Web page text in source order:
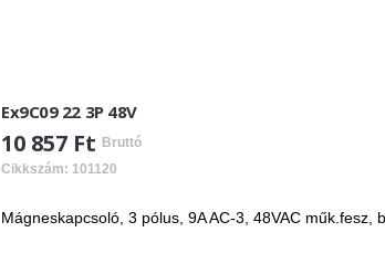
Ex9C09 22 3P 48V
10 857 Ft Bruttó
Cikkszám: 101120
Mágneskapcsoló, 3 pólus, 9A AC-3, 48VAC műk.fesz,